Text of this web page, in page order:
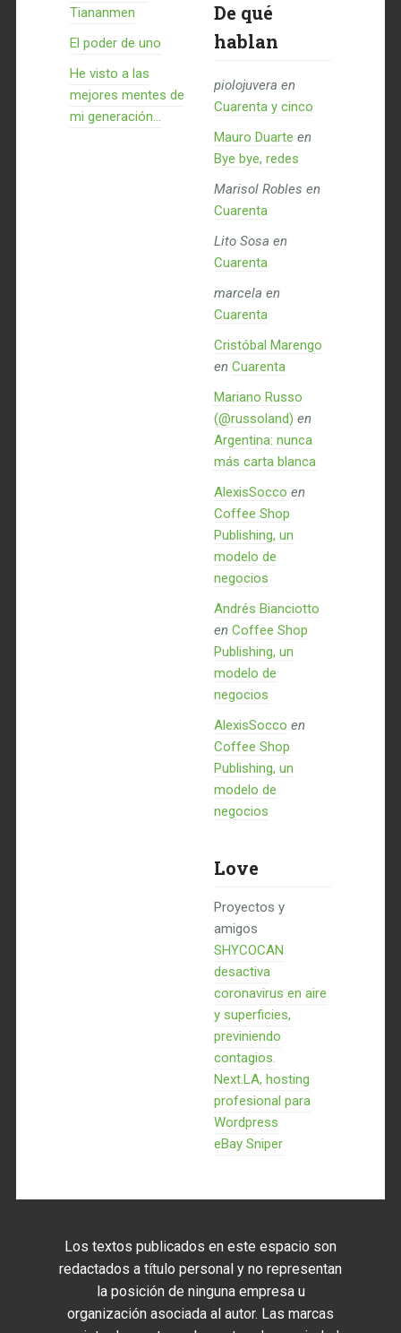
Tiananmen
El poder de uno
He visto a las
mejores mentes de
mi generación…
De qué
hablan
piolojuvera en
Cuarenta y cinco
Mauro Duarte en
Bye bye, redes
Marisol Robles en
Cuarenta
Lito Sosa en
Cuarenta
marcela en
Cuarenta
Cristóbal Marengo
en Cuarenta
Mariano Russo
(@russoland) en
Argentina: nunca
más carta blanca
AlexisSocco en
Coffee Shop
Publishing, un
modelo de
negocios
Andrés Bianciotto
en Coffee Shop
Publishing, un
modelo de
negocios
AlexisSocco en
Coffee Shop
Publishing, un
modelo de
negocios
Love
Proyectos y
amigos
SHYCOCAN
desactiva
coronavirus en aire
y superficies,
previniendo
contagios.
Next.LA, hosting
profesional para
Wordpress
eBay Sniper
Los textos publicados en este espacio son
redactados a título personal y no representan
la posición de ninguna empresa u
organización asociada al autor. Las marcas